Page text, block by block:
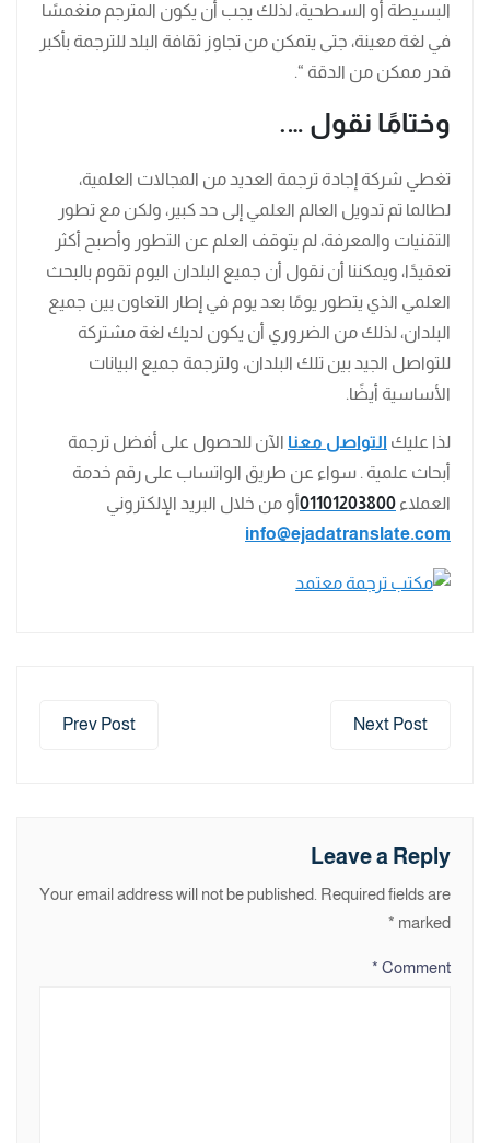
البسيطة أو السطحية، لذلك يجب أن يكون المترجم منغمسًا
في لغة معينة، جتى يتمكن من تجاوز ثقافة البلد للترجمة بأكبر
قدر ممكن من الدقة “.
وختامًا نقول ….
تغطي شركة إجادة ترجمة العديد من المجالات العلمية،
لطالما تم تدويل العالم العلمي إلى حد كبير، ولكن مع تطور
التقنيات والمعرفة، لم يتوقف العلم عن التطور وأصبح أكثر
تعقيدًا، ويمكننا أن نقول أن جميع البلدان اليوم تقوم بالبحث
العلمي الذي يتطور يومًا بعد يوم في إطار التعاون بين جميع
البلدان، لذلك من الضروري أن يكون لديك لغة مشتركة
للتواصل الجيد بين تلك البلدان، ولترجمة جميع البيانات
الأساسية أيضًا.
لذا عليك التواصل معنا الآن للحصول على أفضل ترجمة
أبحاث علمية . سواء عن طريق الواتساب على رقم خدمة
العملاء 01101203800أو من خلال البريد الإلكتروني
info@ejadatranslate.com
Prev Post Next Post
Leave a Reply
Your email address will not be published. Required fields are
marked
*
Comment
*